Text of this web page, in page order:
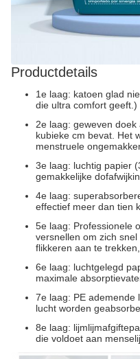
Productdetails
1e laag: katoen glad
die ultra comfort geeft.)
2e laag: geweven
kubieke cm bevat. Het
menstruele
3e laag: luchtig papier
gemakkelijke
4e laag:
effectief meer dan tien
5e laag: Professionele
versnellen om zich
flikkeren aan te
6e laag: luchtgelegd
maximale
7e laag: PE ademende
lucht worden
8e laag:
die voldoet aan